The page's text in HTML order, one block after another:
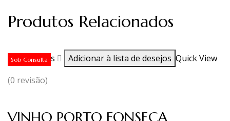
Produtos Relacionados
Sob Consulta
Ler mais Adicionar à lista de desejos Quick View
(0 revisão)
VINHO PORTO FONSECA